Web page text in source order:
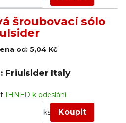
šroubovací sólo
od:5,04 Kč
Friulsider Italy
IHNED k odeslání
ks Koupit